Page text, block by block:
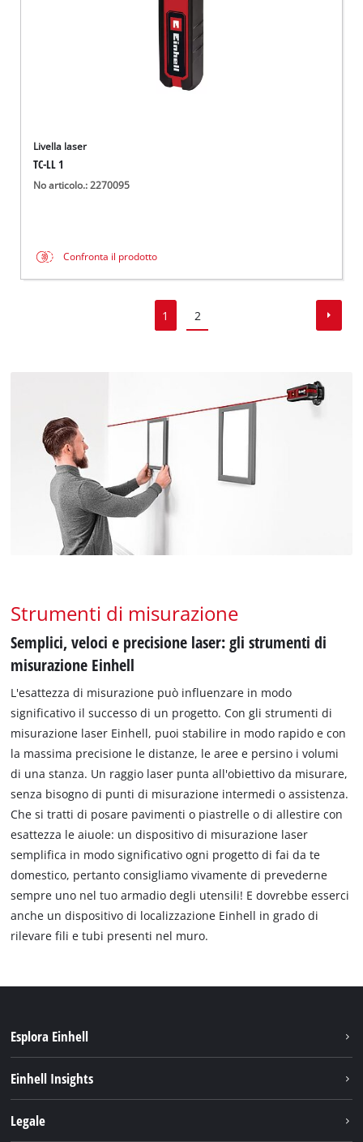
Livella laser
TC-LL 1
No articolo.: 2270095
Confronta il prodotto
1 2
Strumenti di misurazione
Semplici, veloci e precisione laser: gli strumenti di
misurazione Einhell
L'esattezza di misurazione può influenzare in modo
significativo il successo di un progetto. Con gli strumenti di
misurazione laser Einhell, puoi stabilire in modo rapido e con
la massima precisione le distanze, le aree e persino i volumi
di una stanza. Un raggio laser punta all'obiettivo da misurare,
senza bisogno di punti di misurazione intermedi o assistenza.
Che si tratti di posare pavimenti o piastrelle o di allestire con
esattezza le aiuole: un dispositivo di misurazione laser
semplifica in modo significativo ogni progetto di fai da te
domestico, pertanto consigliamo vivamente di prevederne
sempre uno nel tuo armadio degli utensili! E dovrebbe esserci
anche un dispositivo di localizzazione Einhell in grado di
rilevare fili e tubi presenti nel muro.
Esplora Einhell
Chi siamo
Einhell Insights
Legale